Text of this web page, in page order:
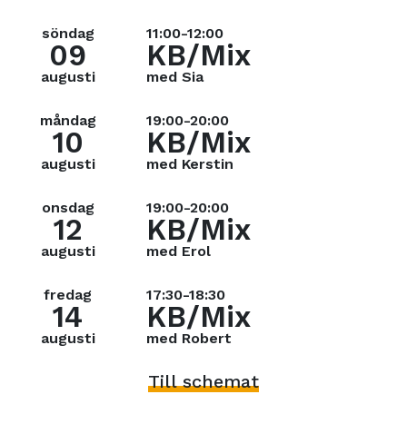
söndag
09
augusti
11:00-12:00
KB/Mix
med Sia
måndag
10
augusti
19:00-20:00
KB/Mix
med Kerstin
onsdag
12
augusti
19:00-20:00
KB/Mix
med Erol
fredag
14
augusti
17:30-18:30
KB/Mix
med Robert
Till schemat